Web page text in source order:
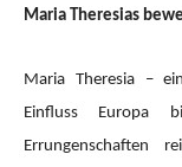
Maria Theresias
Maria Theresia –
Einfluss Europa
Errungenschaften